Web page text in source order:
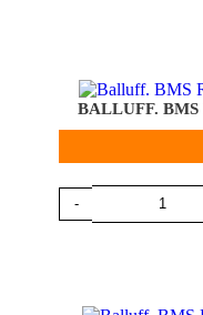
BALLUFF.
-